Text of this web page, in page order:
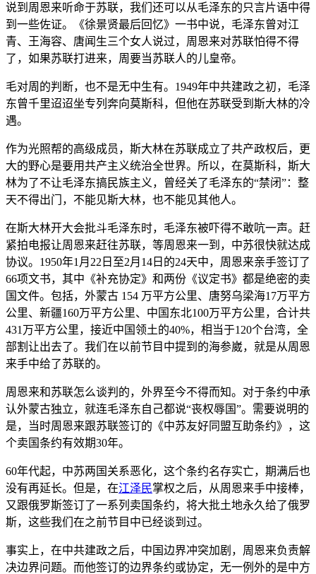
说到周恩来听命于苏联，我们还可以从毛泽东的只言片语中得
到一些佐证。《徐景贤最后回忆》一书中说，毛泽东曾对江
青、王海容、唐闻生三个女人说过，周恩来对苏联怕得不得
了，如果苏联打进来，周要当苏联人的儿皇帝。
毛对周的判断，也不是无中生有。1949年中共建政之初，毛泽
东曾千里迢迢坐专列奔向莫斯科，但他在苏联受到斯大林的冷
遇。
作为光照帮的高级成员，斯大林在苏联成立了共产政权后，更
大的野心是要用共产主义统治全世界。所以，在莫斯科，斯大
林为了不让毛泽东搞民族主义，曾经关了毛泽东的“禁闭”：整
天不得出门，不能见斯大林，也不能见其他人。
在斯大林开大会批斗毛泽东时，毛泽东被吓得不敢吭一声。赶
紧拍电报让周恩来赶往苏联，等周恩来一到，中苏很快就达成
协议。1950年1月22日至2月14日的24天中，周恩来亲手签订了
66项文书，其中《补充协定》和两份《议定书》都是绝密的卖
国文件。包括，外蒙古 154 万平方公里、唐努乌梁海17万平方
公里、新疆160万平方公里、中国东北100万平方公里，合计共
431万平方公里，接近中国领土的40%，相当于120个台湾，全
部割让出去了。我们在以前节目中提到的海参崴，就是从周恩
来手中给了苏联的。
周恩来和苏联怎么谈判的，外界至今不得而知。对于条约中承
认外蒙古独立，就连毛泽东自己都说“丧权辱国”。需要说明的
是，当时周恩来跟苏联签订的《中苏友好同盟互助条约》，这
个卖国条约有效期30年。
60年代起，中苏两国关系恶化，这个条约名存实亡，期满后也
没有再延长。但是，在江泽民掌权之后，从周恩来手中接棒，
又跟俄罗斯签订了一系列卖国条约，将大批土地永久给了俄罗
斯，这些我们在之前节目中已经谈到过。
事实上，在中共建政之后，中国边界冲突加剧，周恩来负责解
决边界问题。而他签订的边界条约或协定，无一例外的是中方